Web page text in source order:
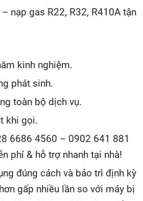
nạp gas R22, R32, R410A tận
kinh nghiệm.
phát sinh.
toàn bộ dịch vụ.
khi gọi.
6686 4560 – 0902 641 881
phí & hỗ trợ nhanh tại nhà!
đúng cách và bảo trì định kỳ
gấp nhiều lần so với máy bị